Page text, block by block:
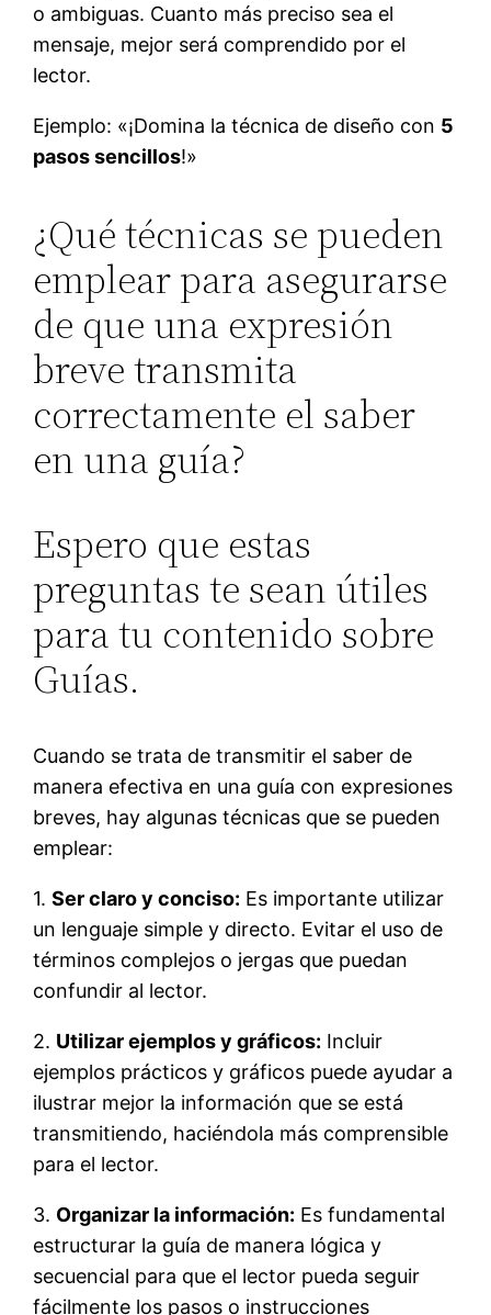
o ambiguas. Cuanto más preciso sea el
mensaje, mejor será comprendido por el
lector.
Ejemplo: «¡Domina la técnica de diseño con 5
pasos sencillos!»
¿Qué técnicas se pueden
emplear para asegurarse
de que una expresión
breve transmita
correctamente el saber
en una guía?
Espero que estas
preguntas te sean útiles
para tu contenido sobre
Guías.
Cuando se trata de transmitir el saber de
manera efectiva en una guía con expresiones
breves, hay algunas técnicas que se pueden
emplear:
1.Ser claro y conciso: Es importante utilizar
un lenguaje simple y directo. Evitar el uso de
términos complejos o jergas que puedan
confundir al lector.
2. Utilizar ejemplos y gráficos: Incluir
ejemplos prácticos y gráficos puede ayudar a
ilustrar mejor la información que se está
transmitiendo, haciéndola más comprensible
para el lector.
3. Organizar la información: Es fundamental
estructurar la guía de manera lógica y
secuencial para que el lector pueda seguir
fácilmente los pasos o instrucciones